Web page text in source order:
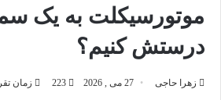
موتورسیکلت به یک
درستش کنیم؟
زهرا حاجی 27 می , 2026 223 زمان